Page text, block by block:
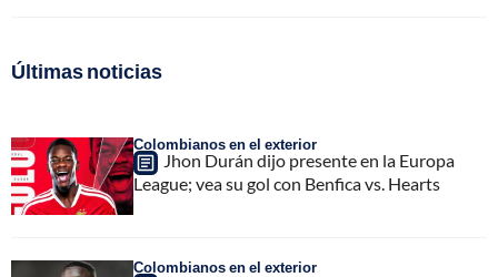
Últimas noticias
Colombianos en el exterior
Jhon Durán dijo presente en la Europa
League; vea su gol con Benfica vs. Hearts
Colombianos en el exterior